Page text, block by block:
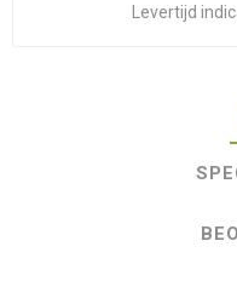
Levertijd